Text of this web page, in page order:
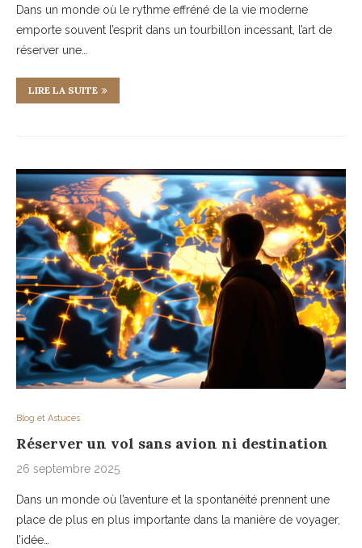
Dans un monde où le rythme effréné de la vie moderne
emporte souvent l’esprit dans un tourbillon incessant, l’art de
réserver une…
LIRE LA SUITE
Blog et Astuces
Réserver un vol sans avion ni destination
26 septembre 2025
Dans un monde où l’aventure et la spontanéité prennent une
place de plus en plus importante dans la manière de voyager,
l’idée…